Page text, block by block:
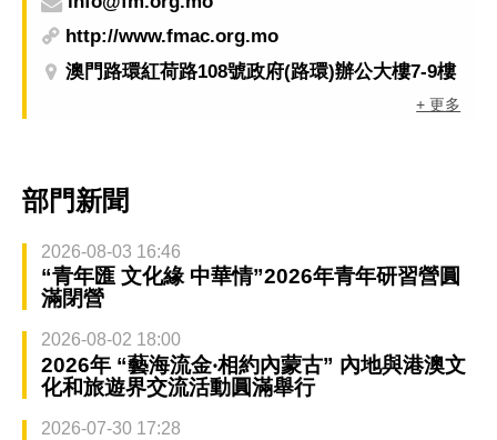
http://www.fmac.org.mo
澳門路環紅荷路108號政府(路環)辦公大樓7-9樓
+ 更多
部門新聞
2026-08-03 16:46
“青年匯 文化緣 中華情”2026年青年研習營圓
滿閉營
2026-08-02 18:00
2026年 “藝海流金‧相約內蒙古” 內地與港澳文
化和旅遊界交流活動圓滿舉行
2026-07-30 17:28